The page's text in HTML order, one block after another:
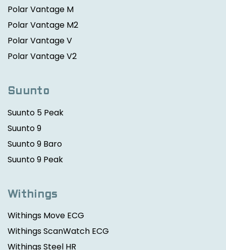
Polar Vantage M
Polar Vantage M2
Polar Vantage V
Polar Vantage V2
Suunto
Suunto 5 Peak
Suunto 9
Suunto 9 Baro
Suunto 9 Peak
Withings
Withings Move ECG
Withings ScanWatch ECG
Withings Steel HR